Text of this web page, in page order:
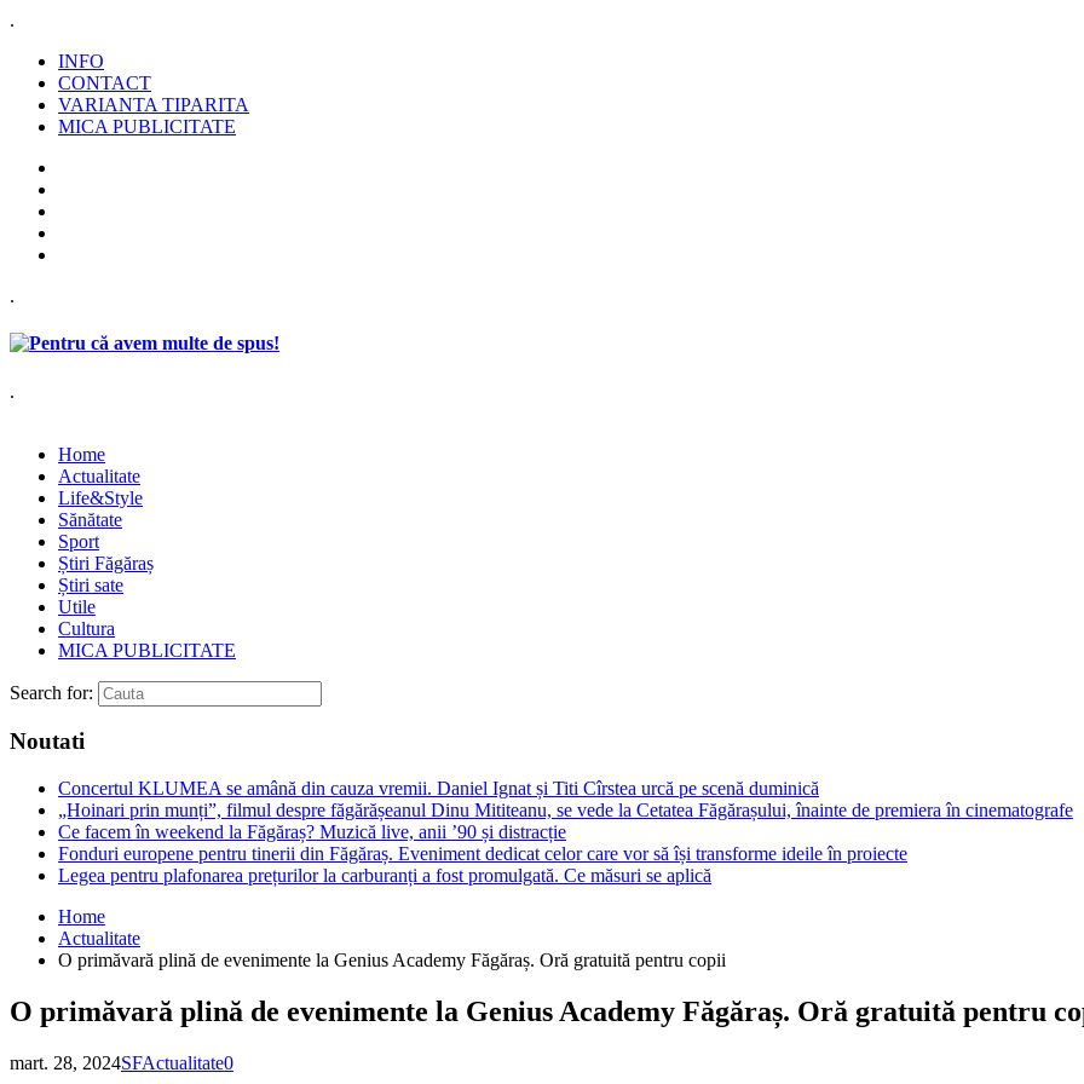
.
INFO
CONTACT
VARIANTA TIPARITA
MICA PUBLICITATE
.
.
Home
Actualitate
Life&Style
Sănătate
Sport
Știri Făgăraș
Știri sate
Utile
Cultura
MICA PUBLICITATE
Search for:
Noutati
Concertul KLUMEA se amână din cauza vremii. Daniel Ignat și Titi Cîrstea urcă pe scenă duminică
„Hoinari prin munți”, filmul despre făgărășeanul Dinu Mititeanu, se vede la Cetatea Făgărașului, înainte de premiera în cinematografe
Ce facem în weekend la Făgăraș? Muzică live, anii ’90 și distracție
Fonduri europene pentru tinerii din Făgăraș. Eveniment dedicat celor care vor să își transforme ideile în proiecte
Legea pentru plafonarea prețurilor la carburanți a fost promulgată. Ce măsuri se aplică
Home
Actualitate
O primăvară plină de evenimente la Genius Academy Făgăraș. Oră gratuită pentru copii
O primăvară plină de evenimente la Genius Academy Făgăraș. Oră gratuită pentru
mart. 28, 2024SFActualitate0